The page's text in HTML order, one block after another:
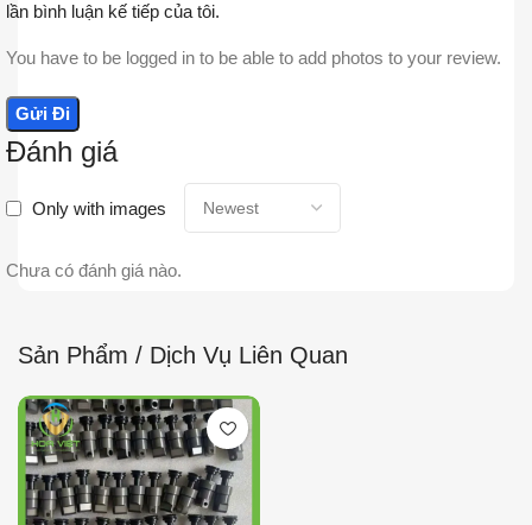
Đánh giá
Only with images
Chưa có đánh giá nào.
lần bình luận kế tiếp của tôi.
You have to be logged in to be able to add photos to your review.
Sản Phẩm / Dịch Vụ Liên Quan